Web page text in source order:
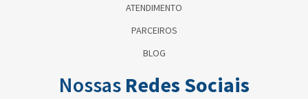
ATENDIMENTO
PARCEIROS
BLOG
Nossas Redes Sociais